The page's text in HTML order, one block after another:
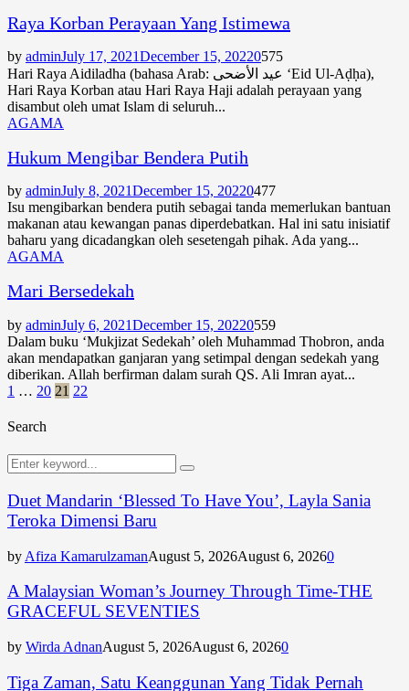
Raya Korban Perayaan Yang Istimewa
by adminJuly 17, 2021December 15, 20220575
Hari Raya Aidiladha (bahasa Arab: عيد الأضحى ‘Eid Ul-Aḍḥa),
Hari Raya Korban atau Hari Raya Haji adalah perayaan yang
disambut oleh umat Islam di seluruh...
AGAMA
Hukum Mengibar Bendera Putih
by adminJuly 8, 2021December 15, 20220477
Isu mengibarkan bendera putih sebagai tanda memerlukan bantuan
makanan atau kewangan panas diperdebatkan. Hal ini satu inisiatif
baharu yang dicadangkan oleh sesetengah pihak. Ada yang...
AGAMA
Mari Bersedekah
by adminJuly 6, 2021December 15, 20220559
Dalam buku ‘Mukjizat Sedekah’ oleh Muhammad Thobron, anda
akan mendapatkan ganjaran yang setimpal dengan sedekah yang
diberikan. Allah berfirman dalam surah QS. Ali Imran ayat...
Posts
pagination
1 … 20 21 22
Search
Search
for:
Search
Duet Mandarin ‘Blessed To Have You’, Layla Sania
Teroka Dimensi Baru
by Afiza KamarulzamanAugust 5, 2026August 6, 20260
A Malaysian Woman’s Journey Through Time-THE
GRACEFUL SEVENTIES
by Wirda AdnanAugust 5, 2026August 6, 20260
Tiga Zaman, Satu Keanggunan Yang Tidak Pernah